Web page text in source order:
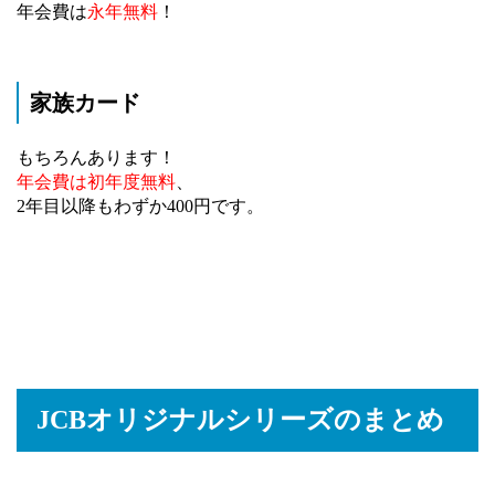
年会費は永年無料 ！
家族カード
もちろんあります！
年会費は初年度無料
2年目以降もわずか400円です。
JCBオリジナルシリーズのまとめ